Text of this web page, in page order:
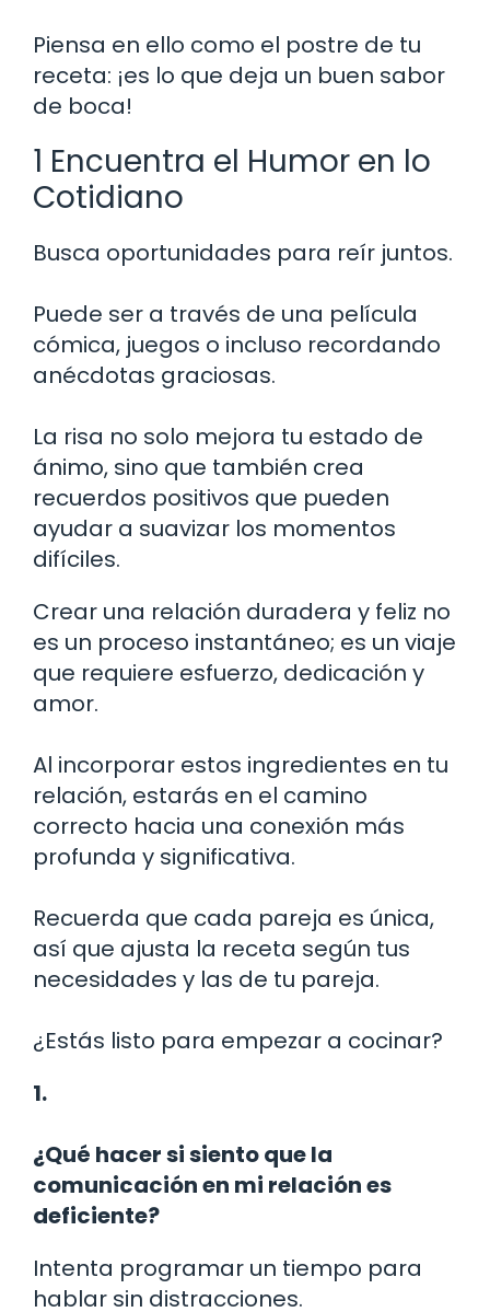
Piensa en ello como el postre de tu
receta: ¡es lo que deja un buen sabor
de boca!
1 Encuentra el Humor en lo
Cotidiano
Busca oportunidades para reír juntos.
Puede ser a través de una película
cómica, juegos o incluso recordando
anécdotas graciosas.
La risa no solo mejora tu estado de
ánimo, sino que también crea
recuerdos positivos que pueden
ayudar a suavizar los momentos
difíciles.
Crear una relación duradera y feliz no
es un proceso instantáneo; es un viaje
que requiere esfuerzo, dedicación y
amor.
Al incorporar estos ingredientes en tu
relación, estarás en el camino
correcto hacia una conexión más
profunda y significativa.
Recuerda que cada pareja es única,
así que ajusta la receta según tus
necesidades y las de tu pareja.
¿Estás listo para empezar a cocinar?
1.
¿Qué hacer si siento que la
comunicación en mi relación es
deficiente?
Intenta programar un tiempo para
hablar sin distracciones.